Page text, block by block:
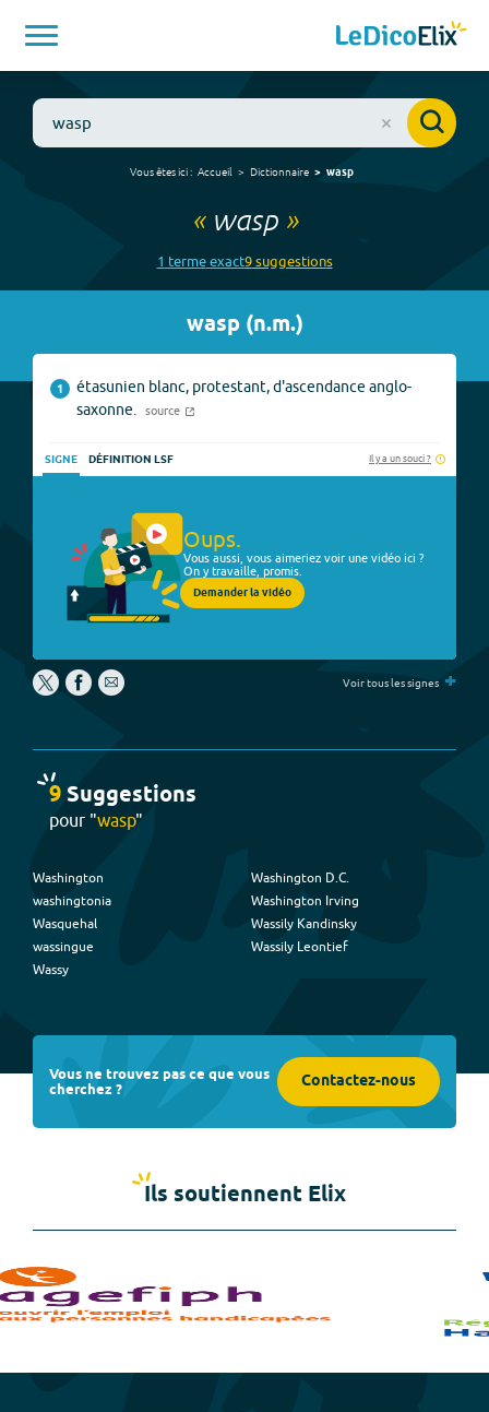
Vous êtes ici : Accueil Dictionnaire wasp
« wasp»
1 termeexact9suggestions
wasp(n.m.)
1
étasunien blanc, protestant, d'ascendance anglo-
saxonne.
source
SIGNE DÉFINITION LSF Il y a un souci ?
Oups.
Vous aussi, vous aimeriez voir une vidéo ici ?
On y travaille, promis.
Demander la vidéo
Voir tous les signes +
9Suggestions
pour "wasp"
Washington
washingtonia
Wasquehal
wassingue
Wassy
Washington D.C.
Washington Irving
Wassily Kandinsky
Wassily Leontief
Vous ne trouvez pas ce que vous
cherchez ? Contactez-nous
Ils soutiennent Elix